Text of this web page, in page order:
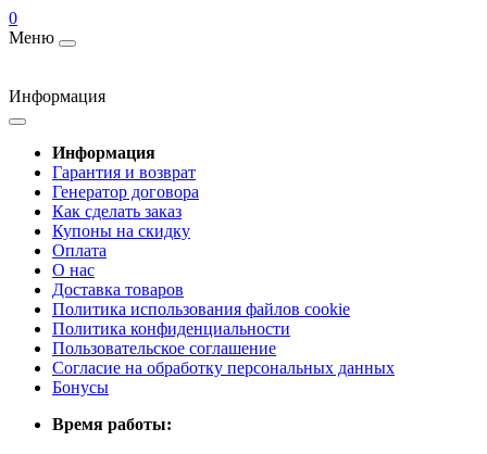
0
Меню
Информация
Информация
Гарантия и возврат
Генератор договора
Как сделать заказ
Купоны на скидку
Оплата
О нас
Доставка товаров
Политика использования файлов cookie
Политика конфиденциальности
Пользовательское соглашение
Согласие на обработку персональных данных
Бонусы
Время работы: